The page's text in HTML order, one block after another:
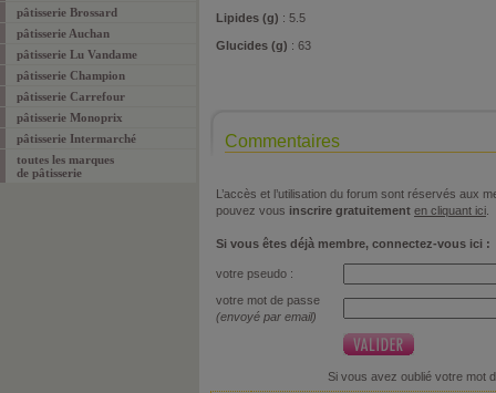
pâtisserie Brossard
pâtisserie Auchan
pâtisserie Lu Vandame
pâtisserie Champion
pâtisserie Carrefour
pâtisserie Monoprix
pâtisserie Intermarché
toutes les marques
de pâtisserie
Lipides (g) : 5.5
Glucides (g) : 63
Commentaires
L’accès et l’utilisation du forum sont réservés aux
pouvez vous inscrire gratuitement en cliquant ici
Si vous êtes déjà membre, connectez-vous ici :
votre pseudo :
votre mot de passe
(envoyé par email)
Si vous avez oublié votre mot